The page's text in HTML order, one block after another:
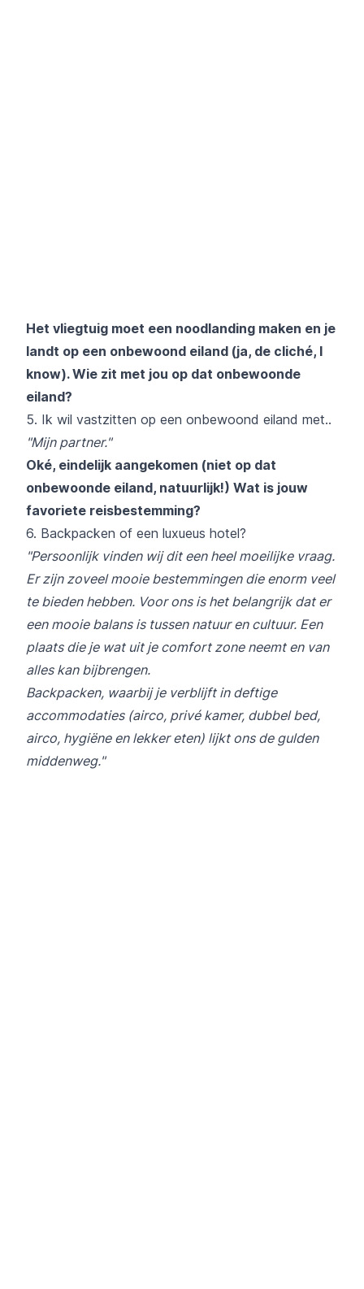
Het vliegtuig moet een noodlanding maken en je
landt op een onbewoond eiland (ja, de cliché, I
know). Wie zit met jou op dat onbewoonde
eiland?
5. Ik wil vastzitten op een onbewoond eiland met..
"Mijn partner."
Oké, eindelijk aangekomen (niet op dat
onbewoonde eiland, natuurlijk!) Wat is jouw
favoriete reisbestemming?
6. Backpacken of een luxueus hotel?
"Persoonlijk vinden wij dit een heel moeilijke vraag.
Er zijn zoveel mooie bestemmingen die enorm veel
te bieden hebben. Voor ons is het belangrijk dat er
een mooie balans is tussen natuur en cultuur. Een
plaats die je wat uit je comfort zone neemt en van
alles kan bijbrengen.
Backpacken, waarbij je verblijft in deftige
accommodaties (airco, privé kamer, dubbel bed,
airco, hygiëne en lekker eten) lijkt ons de gulden
middenweg.​"